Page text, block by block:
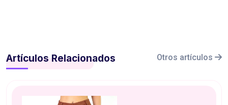
Artículos Relacionados Otros artículos